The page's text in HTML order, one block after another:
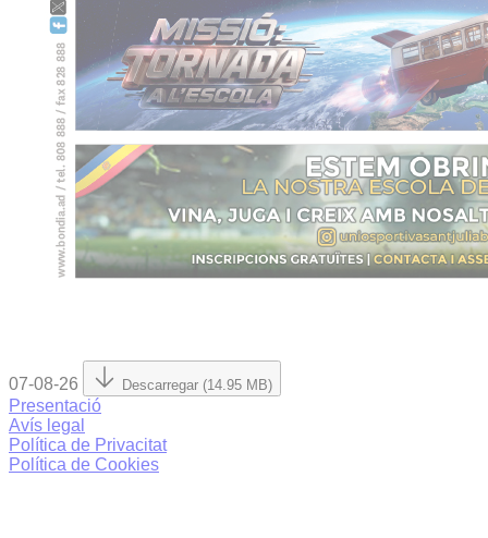
07-08-26 Descarregar (14.95 MB)
Presentació
Avís legal
Política de Privacitat
Política de Cookies